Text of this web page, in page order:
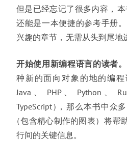
但是已经忘记了很多内容
还能是一本便捷的参考手册。
兴趣的章节
无需从头到尾地
开始使用新编程语言的读者。
种新的面向对象的地的编程
Java 、 PHP、 Python 、
TypeScript）
那么本书中众
（包含精心制作的图表） 将帮
行间的关键信息。